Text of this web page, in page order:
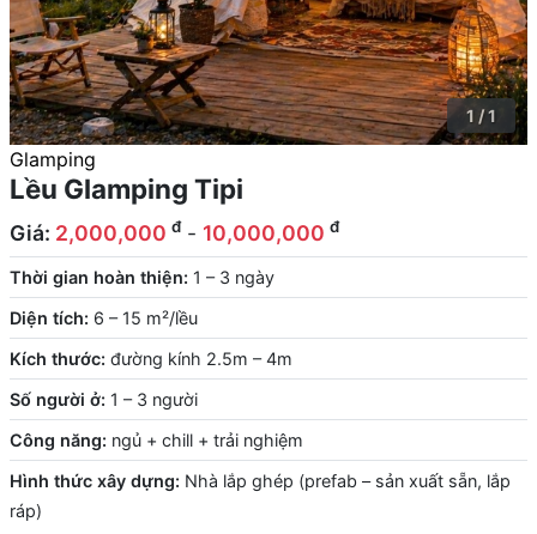
1 / 1
Glamping
Lều Glamping Tipi
Giá: 2,000,000 đ - 10,000,000 đ
Thời gian hoàn thiện: 1 – 3 ngày
Diện tích: 6 – 15 m²/lều
Kích thước: đường kính 2.5m – 4m
Số người ở: 1 – 3 người
Công năng: ngủ + chill + trải nghiệm
Hình thức xây dựng: Nhà lắp ghép (prefab – sản xuất sẵn, lắp
ráp)